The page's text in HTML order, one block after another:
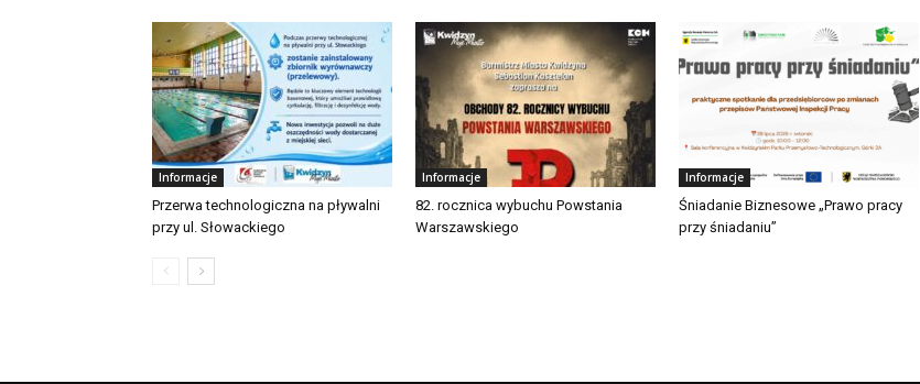
Informacje
Przerwa technologiczna na pływalni
przy ul. Słowackiego
Informacje
82. rocznica wybuchu Powstania
Warszawskiego
Informacje
Śniadanie Biznesowe „Prawo pracy
przy śniadaniu”